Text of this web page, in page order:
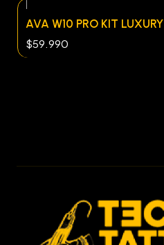
AVA W10 PRO KIT LUXURY
$59.990